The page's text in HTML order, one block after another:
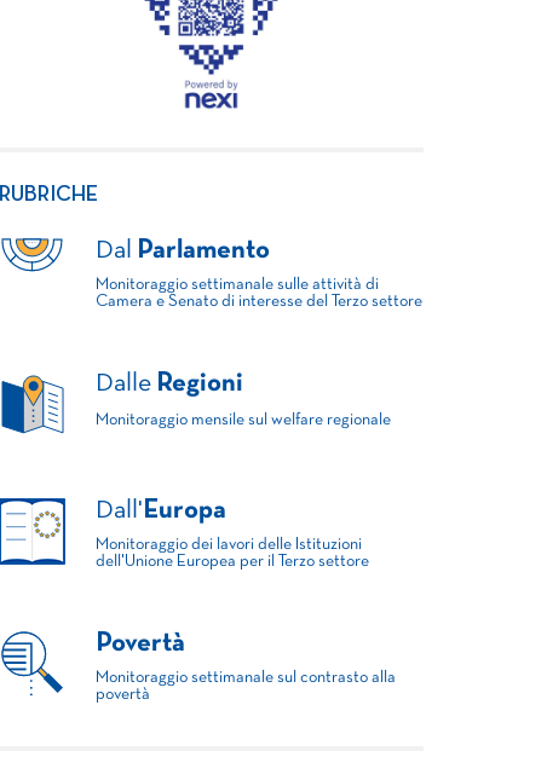
RUBRICHE
Dal Parlamento
Monitoraggio settimanale sulle attività di
Camera e Senato di interesse del Terzo settore
Dalle Regioni
Monitoraggio mensile sul welfare regionale
Dall' Europa
Monitoraggio dei lavori delle Istituzioni
dell'Unione Europea per il Terzo settore
Povertà
Monitoraggio settimanale sul contrasto alla
povertà